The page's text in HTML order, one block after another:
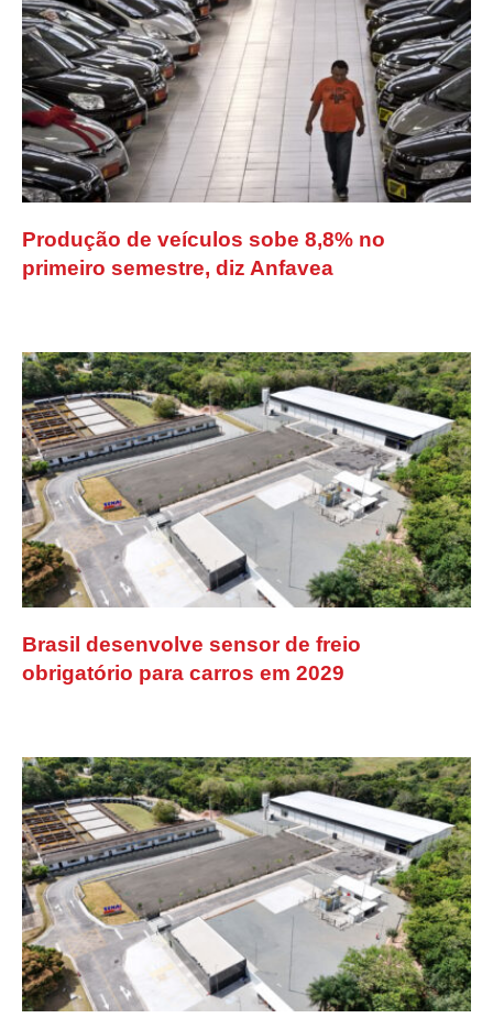
Produção de veículos sobe 8,8% no
primeiro semestre, diz Anfavea
Brasil desenvolve sensor de freio
obrigatório para carros em 2029